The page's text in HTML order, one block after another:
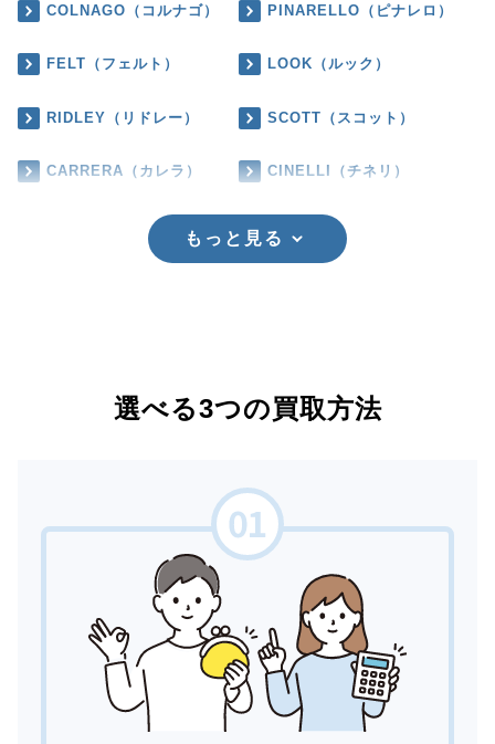
COLNAGO（コルナゴ） PINARELLO（ピナレロ）
FELT（フェルト） LOOK（ルック）
RIDLEY（リドレー） SCOTT（スコット）
CARRERA（カレラ） CINELLI（チネリ）
もっと見る
選べる3つの買取方法